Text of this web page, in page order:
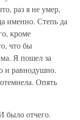
раз я не умер,
именно. Степь да
кроме
что бы
Я пошел за
и равнодушно.
Опять
было отчего.